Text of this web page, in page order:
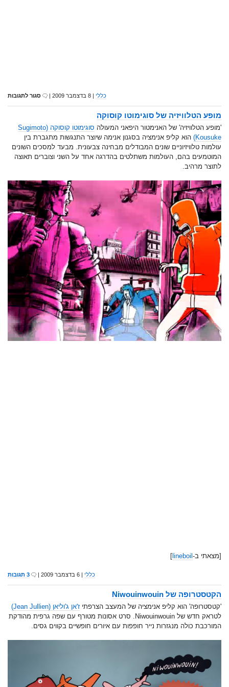
כללי סגור לתגובות
מופע הטלוויזיה של סוגימוטו קוסוקה
'מופע הטלוויזיה' של האנימטור היפאני המעולה
סוגימוטו קוסוקה (Sugimoto
Kousuke)
הוא קליפ אנימציה בסגנון אנימה שיוצר התנגשות מתגברת בין
עולמות טלוויזיוניים שונים המבודלים מבחינה צבעונית. מבעד למסכים השונים
המוטמעים בהם, העולמות משתלטים בהדרגה אחד על השני וצוברים תאוצה
לתוצר מרהיב.
[מצאתי ב- lineboil
]
כללי | 6 בדצמבר 2009 | 3 תגובות
הקטסטרופה של Niwouinwouin
'קטסטרופה' הוא קליפ אנימציה של המעצב הצרפתי ז'אן ג'וליאן (Jean Jullien)
לטראק חדש של Niwouinwouin. סרט אסונות מטורף עם שפה גרפית מהודקת
המורכבת כולה מנגזרות נייר חופפות עם איורים חופשיים בקווים גסים.